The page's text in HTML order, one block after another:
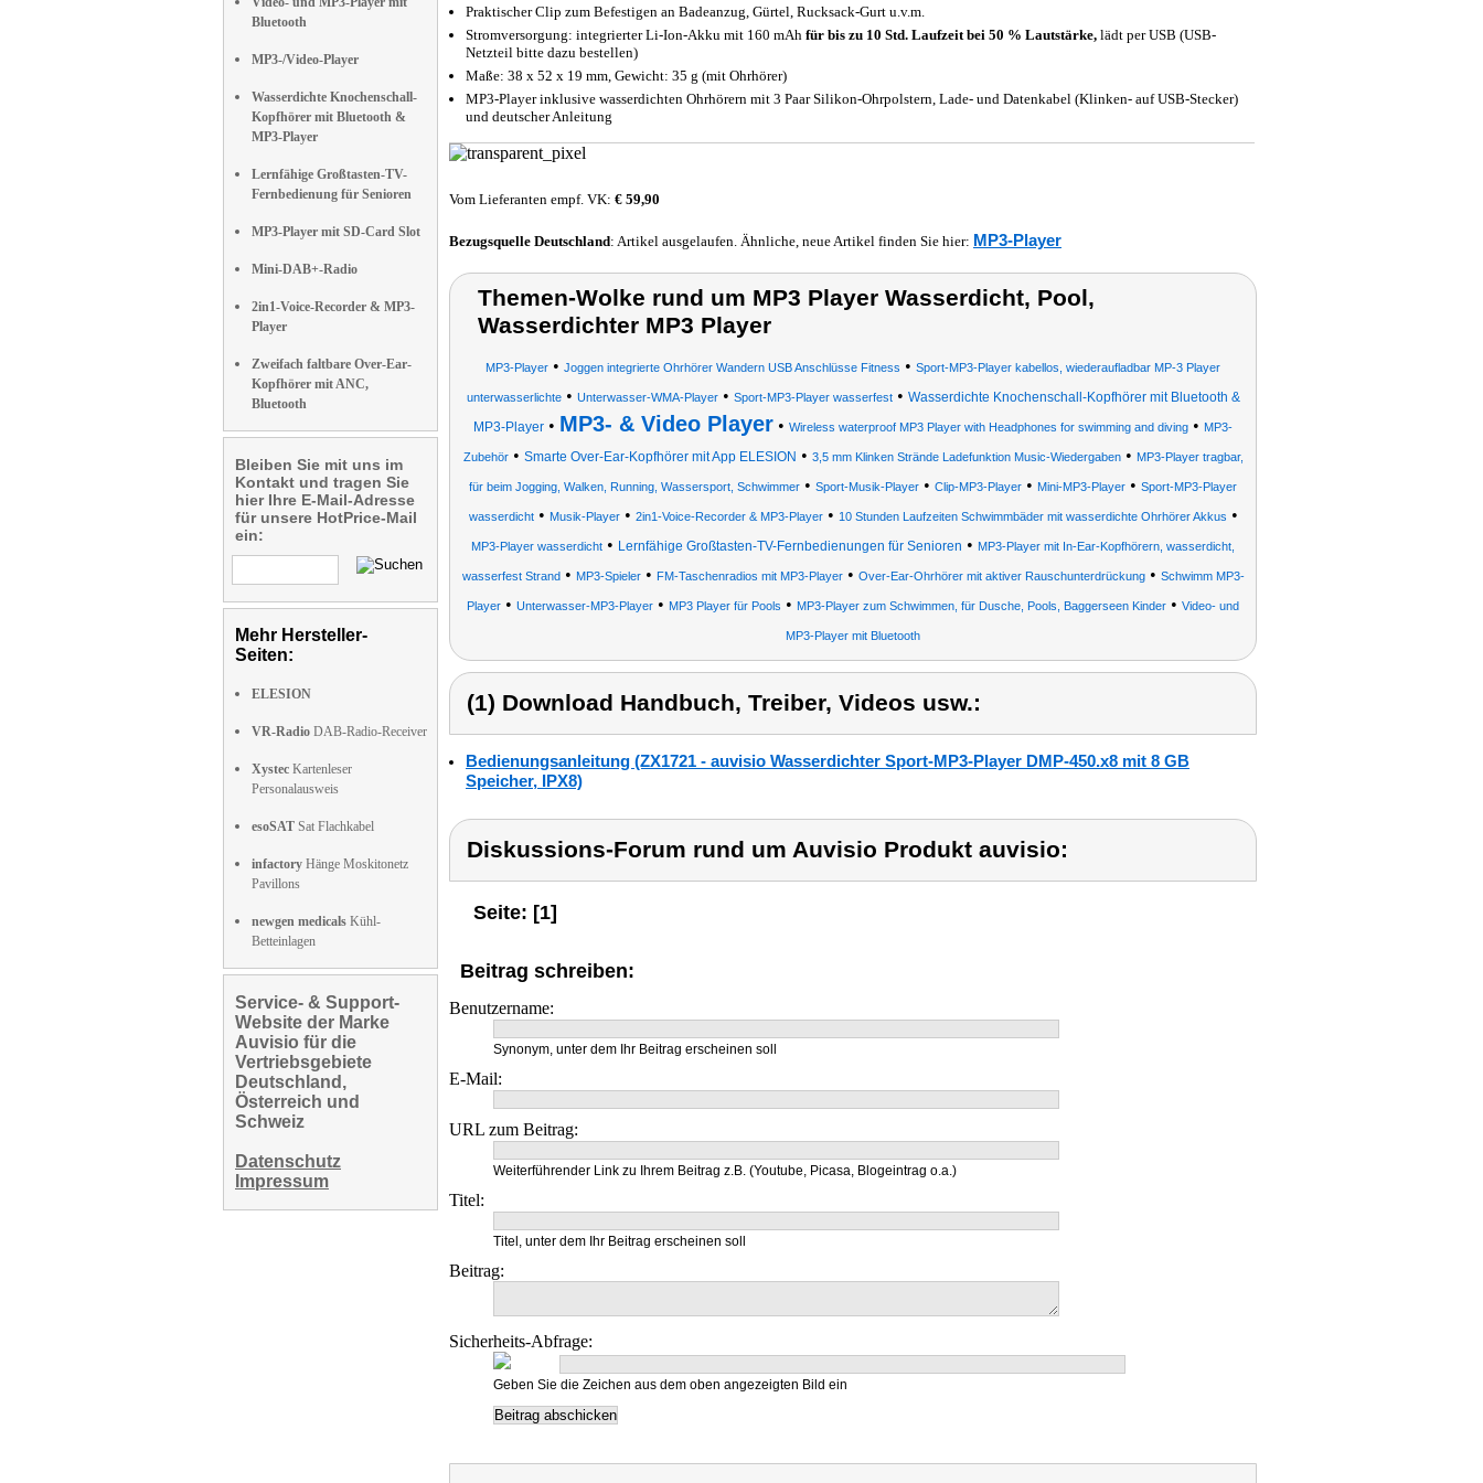
Bluetooth
MP3-/Video-Player
Wasserdichte Knochenschall-
Kopfhörer mit Bluetooth &
MP3-Player
Lernfähige Großtasten-TV-
Fernbedienung für Senioren
MP3-Player mit SD-Card Slot
Mini-DAB+-Radio
2in1-Voice-Recorder & MP3-
Player
Zweifach faltbare Over-Ear-
Kopfhörer mit ANC,
Bluetooth
Bleiben Sie mit uns im
Kontakt und tragen Sie
hier Ihre E-Mail-Adresse
für unsere HotPrice-Mail
ein:
Mehr Hersteller-
Seiten:
ELESION
VR-Radio DAB-Radio-Receiver
Xystec Kartenleser
Personalausweis
esoSAT Sat Flachkabel
infactory Hänge Moskitonetz
Pavillons
newgen medicals Kühl-
Betteinlagen
Service- & Support-
Website der Marke
Auvisio für die
Vertriebsgebiete
Deutschland,
Österreich und
Schweiz
Datenschutz
Impressum
Praktischer Clip zum Befestigen an Badeanzug, Gürtel, Rucksack-Gurt u.v.m.
Stromversorgung: integrierter Li-Ion-Akku mit 160 mAh für bis zu 10 Std. Laufzeit bei 50 % Lautstärke, lädt per USB (USB-
Netzteil bitte dazu bestellen)
Maße: 38 x 52 x 19 mm, Gewicht: 35 g (mit Ohrhörer)
MP3-Player inklusive wasserdichten Ohrhörern mit 3 Paar Silikon-Ohrpolstern, Lade- und Datenkabel (Klinken- auf USB-Stecker)
und deutscher Anleitung
Vom Lieferanten empf. VK: € 59,90
Bezugsquelle Deutschland: Artikel ausgelaufen. Ähnliche, neue Artikel finden Sie hier: MP3-Player
Themen-Wolke rund um MP3 Player Wasserdicht, Pool,
Wasserdichter MP3 Player
MP3-Player • Joggen integrierte Ohrhörer Wandern USB Anschlüsse Fitness • Sport-MP3-Player kabellos, wiederaufladbar MP-3 Player
unterwasserlichte• Unterwasser-WMA-Player• Sport-MP3-Player wasserfest• Wasserdichte Knochenschall-Kopfhörer mit Bluetooth &
MP3-Player • MP3- & Video Player • Wireless waterproof MP3 Player with Headphones for swimming and diving • MP3-
Zubehör• Smarte Over-Ear-Kopfhörer mit App ELESION • 3,5 mm Klinken Strände Ladefunktion Music-Wiedergaben• MP3-Player tragbar,
für beim Jogging, Walken, Running, Wassersport, Schwimmer • Sport-Musik-Player • Clip-MP3-Player • Mini-MP3-Player • Sport-MP3-Player
wasserdicht• Musik-Player• 2in1-Voice-Recorder & MP3-Player• 10 Stunden Laufzeiten Schwimmbäder mit wasserdichte Ohrhörer Akkus •
MP3-Player wasserdicht • Lernfähige Großtasten-TV-Fernbedienungen für Senioren • MP3-Player mit In-Ear-Kopfhörern, wasserdicht,
wasserfest Strand• MP3-Spieler• FM-Taschenradios mit MP3-Player• Over-Ear-Ohrhörer mit aktiver Rauschunterdrückung• Schwimm MP3-
Player • Unterwasser-MP3-Player • MP3 Player für Pools • MP3-Player zum Schwimmen, für Dusche, Pools, Baggerseen Kinder • Video- und
MP3-Player mit Bluetooth
(1) Download Handbuch, Treiber, Videos usw.:
Bedienungsanleitung (ZX1721 - auvisio Wasserdichter Sport-MP3-Player DMP-450.x8 mit 8 GB
Speicher, IPX8)
Diskussions-Forum rund um Auvisio Produkt auvisio:
Seite: [1]
Beitrag schreiben:
Benutzername:
Synonym, unter dem Ihr Beitrag erscheinen soll
E-Mail:
URL zum Beitrag:
Weiterführender Link zu Ihrem Beitrag z.B. (Youtube, Picasa, Blogeintrag o.a.)
Titel:
Titel, unter dem Ihr Beitrag erscheinen soll
Beitrag:
Sicherheits-Abfrage:
Geben Sie die Zeichen aus dem oben angezeigten Bild ein